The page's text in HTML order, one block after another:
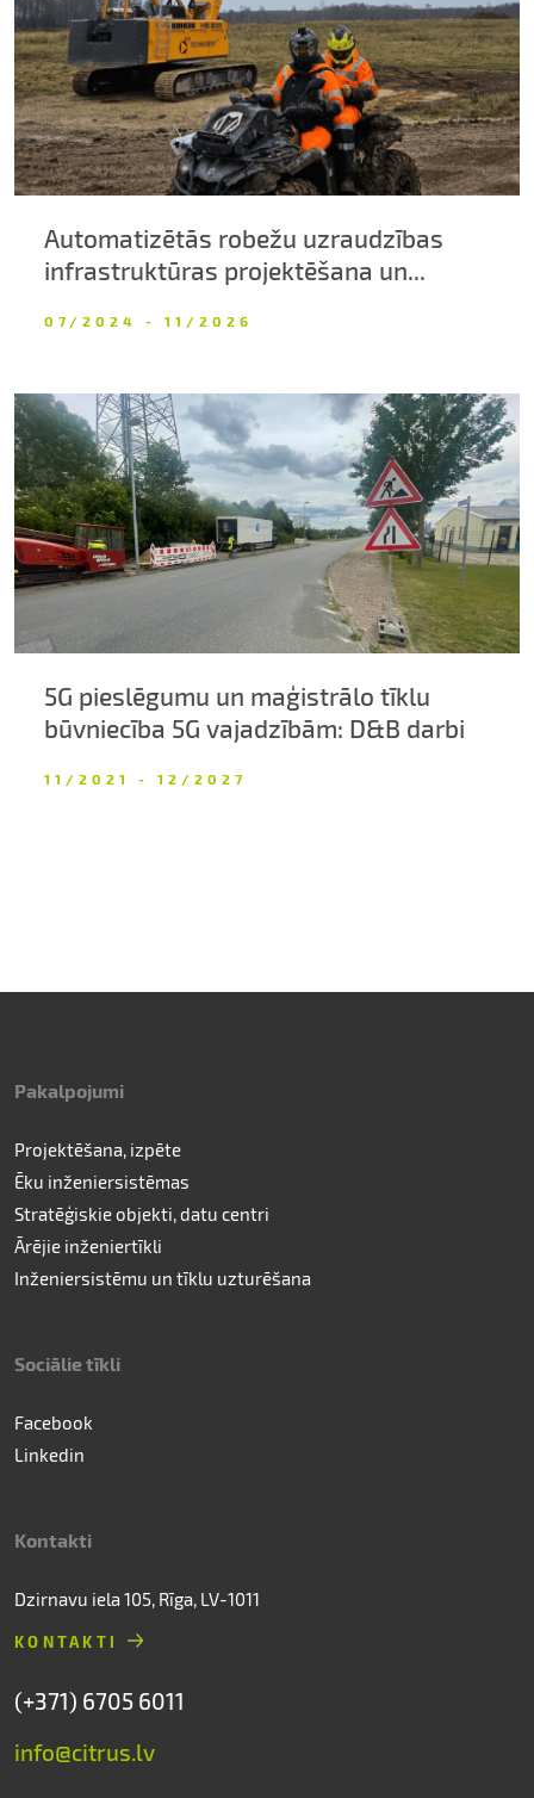
Automatizētās robežu uzraudzības
infrastruktūras projektēšana un...
07/2024 - 11/2026
5G pieslēgumu un maģistrālo tīklu
būvniecība 5G vajadzībām: D&B darbi
11/2021 - 12/2027
Pakalpojumi
Projektēšana, izpēte
Ēku inženiersistēmas
Stratēģiskie objekti, datu centri
Ārējie inženiertīkli
Inženiersistēmu un tīklu uzturēšana
Sociālie tīkli
Facebook
Linkedin
Kontakti
Dzirnavu iela 105, Rīga, LV-1011
KONTAKTI
(+371) 6705 6011
info@citrus.lv